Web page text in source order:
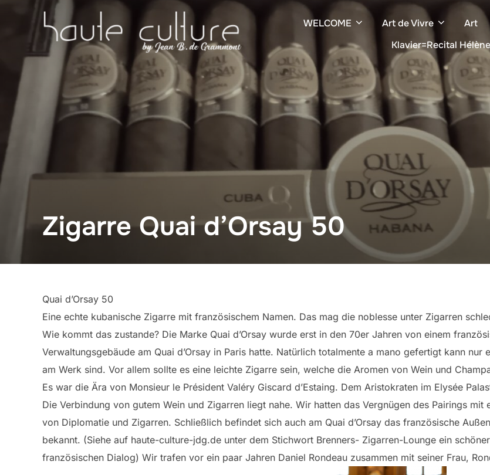
WELCOME Art de Vivre Art
Klavier=Recital
Zigarre Quai d’Orsay 50
Quai d’Orsay 50
Eine echte kubanische Zigarre mit französischem Namen. Das mag die noblesse unter Zigarren
Wie kommt das zustande? Die Marke Quai d’Orsay wurde erst in den 70er Jahren von einem
Verwaltungsgebäude am Quai d’Orsay in Paris hatte. Natürlich totalmente a mano gefertigt kann
am Werk sind. Vor allem sollte es eine leichte Zigarre sein, welche die Aromen von Wein und
Es war die Ära von Monsieur le Président Valéry Giscard d’Estaing. Dem Aristokraten im Elysée
Die Verbindung von gutem Wein und Zigarren liegt nahe. Wir hatten das Vergnügen des Pairings
von Diplomatie und Zigarren. Schließlich befindet sich auch am Quai d’Orsay das französische
bekannt. (Siehe auf haute-culture-jdg.de unter dem Stichwort Brenners- Zigarren-Lounge ein
französischen Dialog) Wir trafen vor ein paar Jahren Daniel Rondeau zusammen mit seiner Frau,